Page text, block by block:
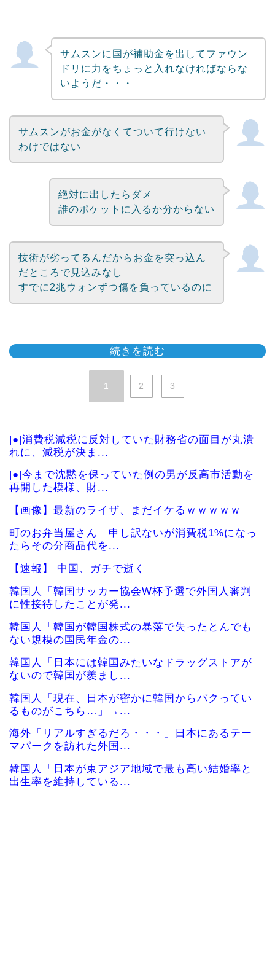
サムスンに国が補助金を出してファウン
ドリに力をちょっと入れなければならな
いようだ・・・
サムスンがお金がなくてついて行けない
わけではない
絶対に出したらダメ
誰のポケットに入るか分からない
技術が劣ってるんだからお金を突っ込ん
だところで見込みなし
すでに2兆ウォンずつ傷を負っているのに
続きを読む
1 2 3
|●|消費税減税に反対していた財務省の面目が丸潰
れに、減税が決ま...
|●|今まで沈黙を保っていた例の男が反高市活動を
再開した模様、財...
【画像】最新のライザ、まだイケるｗｗｗｗｗ
町のお弁当屋さん「申し訳ないが消費税1%になっ
たらその分商品代を...
【速報】 中国、ガチで逝く
韓国人「韓国サッカー協会W杯予選で外国人審判
に性接待したことが発...
韓国人「韓国が韓国株式の暴落で失ったとんでも
ない規模の国民年金の...
韓国人「日本には韓国みたいなドラッグストアが
ないので韓国が羨まし...
韓国人「現在、日本が密かに韓国からパクってい
るものがこちら…」→...
海外「リアルすぎるだろ・・・」日本にあるテー
マパークを訪れた外国...
韓国人「日本が東アジア地域で最も高い結婚率と
出生率を維持している...